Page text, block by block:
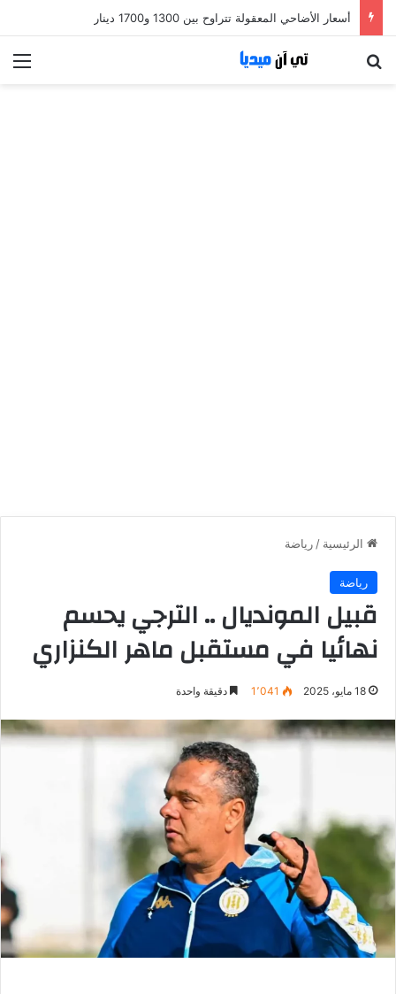
أسعار الأضاحي المعقولة تتراوح بين 1300 و1700 دينار
الرئيسية / رياضة
رياضة
قبيل المونديال .. الترجي يحسم
نهائيا في مستقبل ماهر الكنزاري
18 مايو، 2025 1٬041 دقيقة واحدة